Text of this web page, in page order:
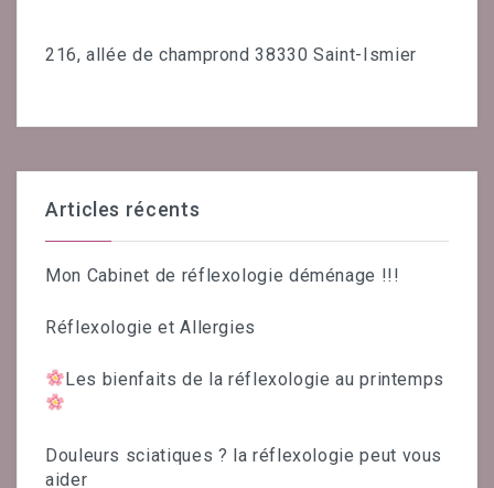
216, allée de champrond 38330 Saint-Ismier
Articles récents
Mon Cabinet de réflexologie déménage !!!
Réflexologie et Allergies
Les bienfaits de la réflexologie au printemps
Douleurs sciatiques ? la réflexologie peut vous
aider